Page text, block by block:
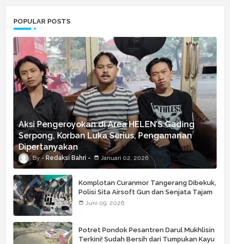
POPULAR POSTS
Aksi Pengeroyokan di Area HELEN’S Gading
Serpong, Korban Luka Serius, Pengamanan
Dipertanyakan
Redaksi Bahri Januari 02, 2026
Komplotan Curanmor Tangerang Dibekuk,
Polisi Sita Airsoft Gun dan Senjata Tajam
Juni 09, 2026
Potret Pondok Pesantren Darul Mukhlisin
Terkini! Sudah Bersih dari Tumpukan Kayu